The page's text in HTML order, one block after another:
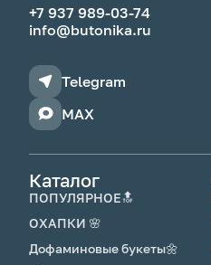
+7 937 989-03-74
info@butonika.ru
Telegram
MAX
Каталог
ПОПУЛЯРНОЕ🔝
ОХАПКИ 🌸
Дофаминовые букеты🌼